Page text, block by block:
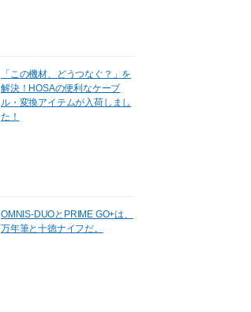
「この機材、どうつなぐ？」を
解決！HOSAの便利なケーブ
ル・変換アイテムが入荷しまし
た！
OMNIS-DUOとPRIME GO+は、
万年筆と十徳ナイフだ。